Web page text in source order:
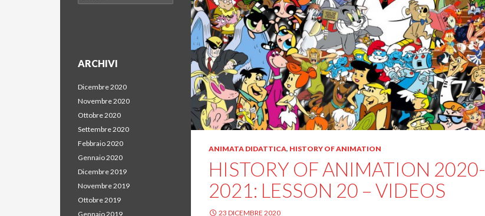
ANIMATA DIDATTICA, HISTORY OF ANIMATION
HISTORY OF ANIMATION 2020-
2021: LESSON 20 – VIDEOS
23 DICEMBRE 2020
per:
ARCHIVI
Dicembre 2020
Novembre 2020
Ottobre 2020
Settembre 2020
Febbraio 2020
Gennaio 2020
Dicembre 2019
Novembre 2019
Ottobre 2019
Gennaio 2019